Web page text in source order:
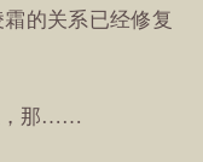
的关系已经修复
，那……